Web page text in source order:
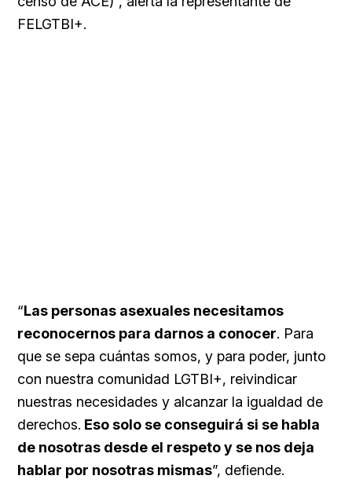
FELGTBI+.
“Las personas asexuales necesitamos
reconocernos para darnos a conocer. Para
que se sepa cuántas somos, y para poder, junto
con nuestra comunidad LGTBI+, reivindicar
nuestras necesidades y alcanzar la igualdad de
derechos. Eso solo se conseguirá si se habla
de nosotras desde el respeto y se nos deja
hablar por nosotras mismas”, defiende.